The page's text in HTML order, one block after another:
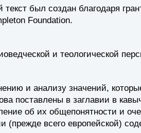
текст был создан благодаря
Foundation.
и теологической
и анализу значений,
поставлены в заглавии в
об их общепонятности и
(прежде всего европейской)